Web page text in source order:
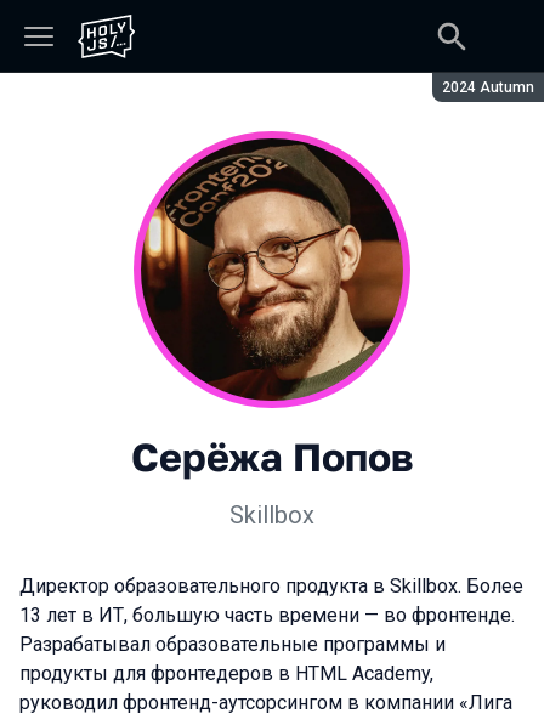
Сезон:
2024 Autumn
Серёжа Попов
Skillbox
Директор образовательного продукта в Skillbox. Более
13 лет в ИТ, большую часть времени — во фронтенде.
Разрабатывал образовательные программы и
продукты для фронтедеров в HTML Academy,
руководил фронтенд-аутсорсингом в компании «Лига